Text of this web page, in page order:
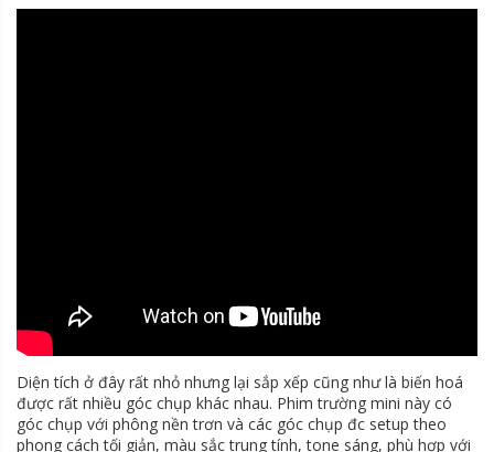
Diện tích ở đây rất nhỏ nhưng lại sắp xếp cũng như là biến hoá
được rất nhiều góc chụp khác nhau. Phim trường mini này có
góc chụp với phông nền trơn và các góc chụp đc setup theo
phong cách tối giản, màu sắc trung tính, tone sáng, phù hợp với